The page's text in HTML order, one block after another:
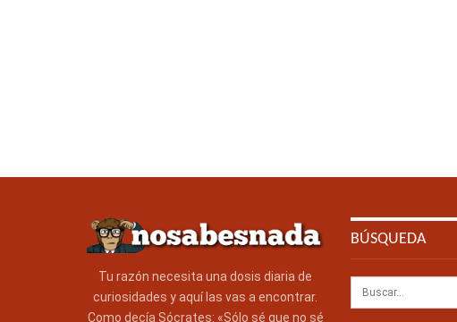
Tu razón necesita una dosis diaria de
curiosidades y aquí las vas a encontrar.
Como decía Sócrates: «Sólo sé que no sé
BÚSQUEDA